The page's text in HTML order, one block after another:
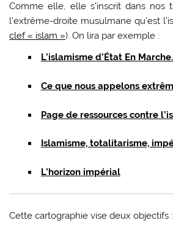
Comme elle, elle s’inscrit dans nos
l’extrême-droite musulmane qu’est
clef « islam »). On lira par exemple :
L’islamisme d’État En
Ce que nous appelons
Page de ressources contre
Islamisme, totalitarisme,
L’horizon impérial
Cette cartographie vise deux objectifs :